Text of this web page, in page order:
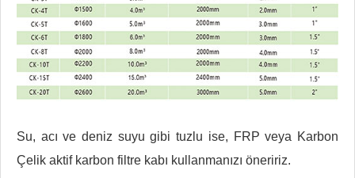
Su, acı ve deniz suyu gibi tuzlu ise, FRP veya Karbon
Çelik aktif karbon filtre kabı kullanmanızı öneririz.